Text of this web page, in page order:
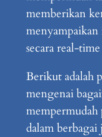
memberikan
menyampaikan
secara real-
Berikut adalah
mengenai
mempermudah
dalam berbagai